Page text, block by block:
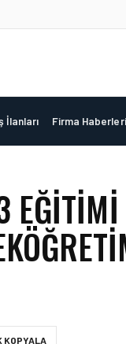
İlanları Firma Haberleri
EĞITIMI
KOPYALA